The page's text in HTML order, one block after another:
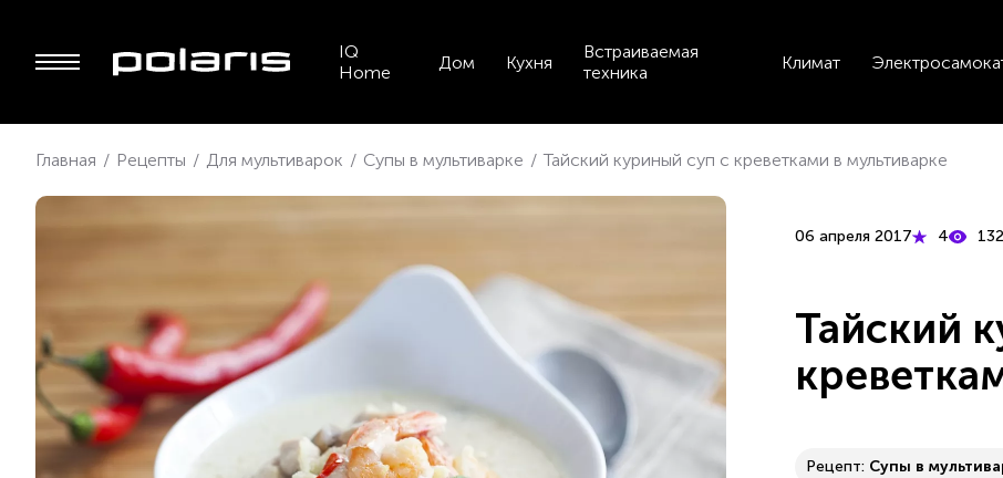
IQ
Home
Дом Кухня
Встраиваемая
техника
Климат
Главная / Рецепты / Для мультиварок / Супы в мультиварке / Тайский куриный суп с креветками в мультиварке
06 апреля 2017 4
Тайский
Рецепт: Супы в